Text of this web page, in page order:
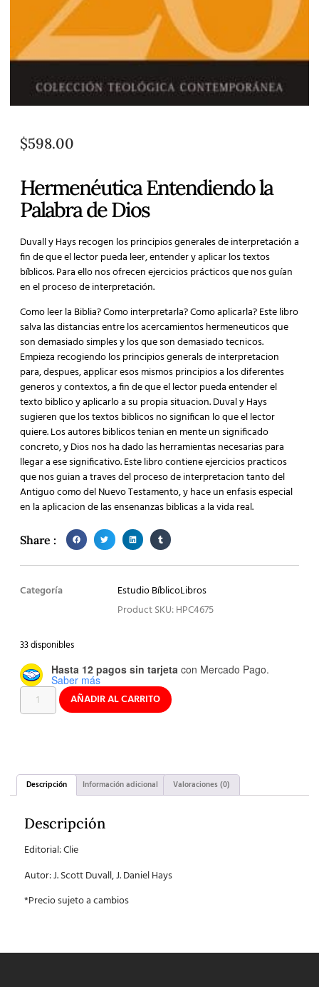
$598.00
Hermenéutica Entendiendo la
Palabra de Dios
Duvall y Hays recogen los principios generales de interpretación a
fin de que el lector pueda leer, entender y aplicar los textos
bíblicos. Para ello nos ofrecen ejercicios prácticos que nos guían
en el proceso de interpretación.
Como leer la Biblia? Como interpretarla? Como aplicarla? Este libro
salva las distancias entre los acercamientos hermeneuticos que
son demasiado simples y los que son demasiado tecnicos.
Empieza recogiendo los principios generals de interpretacion
para, despues, applicar esos mismos principios a los diferentes
generos y contextos, a fin de que el lector pueda entender el
texto biblico y aplicarlo a su propia situacion. Duval y Hays
sugieren que los textos biblicos no significan lo que el lector
quiere. Los autores biblicos tenian en mente un significado
concreto, y Dios nos ha dado las herramientas necesarias para
llegar a ese significativo. Este libro contiene ejercicios practicos
que nos guian a traves del proceso de interpretacion tanto del
Antiguo como del Nuevo Testamento, y hace un enfasis especial
en la aplicacion de las ensenanzas biblicas a la vida real.
Share :
Categoría Estudio BíblicoLibros
Product SKU: HPC4675
33 disponibles
Hasta 12 pagos sin tarjeta con Mercado Pago.
Saber más
AÑADIR AL CARRITO
Descripción Información adicional Valoraciones (0)
Descripción
Editorial: Clie
Autor: J. Scott Duvall, J. Daniel Hays
*Precio sujeto a cambios